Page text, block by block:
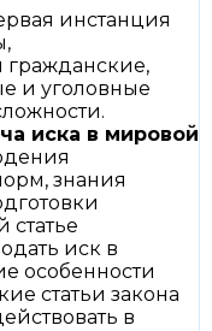
инстанция
гражданские,
и уголовные
иска в мировой
знания
статье
иск в
особенности
статьи закона
в